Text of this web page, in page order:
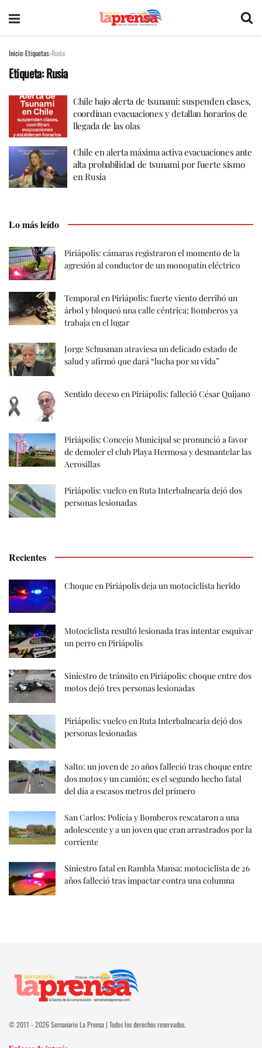
Inicio Etiquetas Rusia
Etiqueta:Rusia
Chile bajo alerta de tsunami: suspenden clases,
coordinan evacuaciones y detallan horarios de
llegada de las olas
Chile en alerta máxima activa evacuaciones ante
alta probabilidad de tsunami por fuerte sismo
en Rusia
Lo más leído
Piriápolis: cámaras registraron el momento de la
agresión al conductor de un monopatín eléctrico
Temporal en Piriápolis: fuerte viento derribó un
árbol y bloqueó una calle céntrica; Bomberos ya
trabaja en el lugar
Jorge Schusman atraviesa un delicado estado de
salud y afirmó que dará “lucha por su vida”
Sentido deceso en Piriápolis: falleció César Quijano
Piriápolis: Concejo Municipal se pronunció a favor
de demoler el club Playa Hermosa y desmantelar las
Aerosillas
Piriápolis: vuelco en Ruta Interbalnearia dejó dos
personas lesionadas
Recientes
Choque en Piriápolis deja un motociclista herido
Motociclista resultó lesionada tras intentar esquivar
un perro en Piriápolis
Siniestro de tránsito en Piriápolis: choque entre dos
motos dejó tres personas lesionadas
Piriápolis: vuelco en Ruta Interbalnearia dejó dos
personas lesionadas
Salto: un joven de 20 años falleció tras choque entre
dos motos y un camión; es el segundo hecho fatal
del día a escasos metros del primero
San Carlos: Policía y Bomberos rescataron a una
adolescente y a un joven que eran arrastrados por la
corriente
Siniestro fatal en Rambla Mansa: motociclista de 26
años falleció tras impactar contra una columna
© 2011 - 2026 Semanario La Prensa | Todos los derechos reservados.